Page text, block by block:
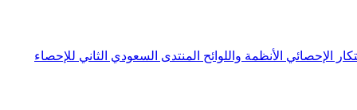
الإحصائي الأنظمة واللوائح المنتدى السعودي الثاني للإحصاء